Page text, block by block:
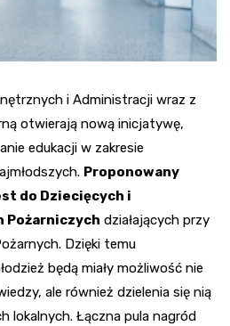
i Administracji wraz z
otwierają nową inicjatywę,
edukacji w zakresie
Proponowany
do Dziecięcych i
Pożarniczych działających przy
Dzięki temu
będą miały możliwość nie
ale również dzielenia się nią
lokalnych. Łączna pula nagród